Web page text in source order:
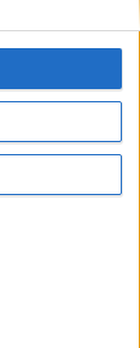
|Política
47 - 28006